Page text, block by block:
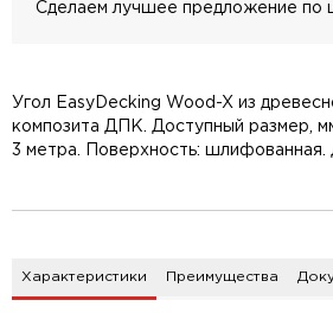
Сделаем лучшее предложение по
Угол EasyDecking Wood-X из
композита ДПК. Доступный размер,
3 метра. Поверхность: шлифованная.
Характеристики Преимущества